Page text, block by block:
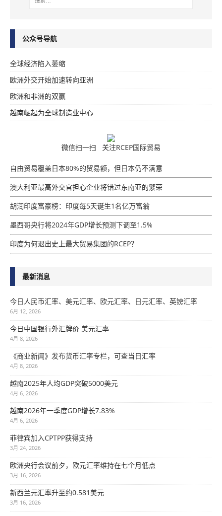
公众号导航
全球经济陷入萎缩
欧洲外交开始加速转向亚洲
欧洲和非洲的双赢
越南崛起为全球制造业中心
微信扫一扫 关注RCEP国际贸易
自由贸易覆盖日本80%的贸易额，但日本仍不满意
澳大利亚最高外交官担心企业将错过东南亚的繁荣
胡润印度富豪榜：印度每5天诞生1名亿万富翁
墨西哥央行将2024年GDP增​​长预测下调至1.5%
印度为何退出史上最大贸易集团的RCEP？
最新消息
今日人民币汇率、美元汇率、欧元汇率、日元汇率、英镑汇率
6月 12, 2026
今日中国银行外汇牌价 美元汇率
4月 8, 2026
《商业新闻》发布货币汇率专栏，可查当日汇率
4月 8, 2026
越南2025年人均GDP突破5000美元
4月 6, 2026
越南2026年一季度GDP增长7.83%
4月 6, 2026
菲律宾加入CPTPP获得支持
3月 24, 2026
欧洲央行会议前夕，欧元汇率维持在七个月低点
3月 16, 2026
新西兰元汇率升至约0.581美元
3月 16, 2026